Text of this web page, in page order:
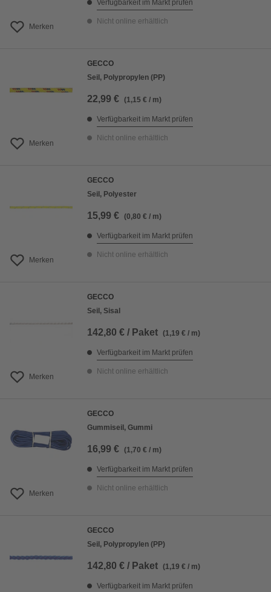
Merken
Verfügbarkeit im Markt prüfen
Nicht online erhältlich
Merken
GECCO
Seil, Polypropylen (PP)
22,99 € (1,15 € / m)
Verfügbarkeit im Markt prüfen
Nicht online erhältlich
Merken
GECCO
Seil, Polyester
15,99 € (0,80 € / m)
Verfügbarkeit im Markt prüfen
Nicht online erhältlich
Merken
GECCO
Seil, Sisal
142,80 € / Paket (1,19 € / m)
Verfügbarkeit im Markt prüfen
Nicht online erhältlich
Merken
GECCO
Gummiseil, Gummi
16,99 € (1,70 € / m)
Verfügbarkeit im Markt prüfen
Nicht online erhältlich
GECCO
Seil, Polypropylen (PP)
142,80 € / Paket (1,19 € / m)
Verfügbarkeit im Markt prüfen